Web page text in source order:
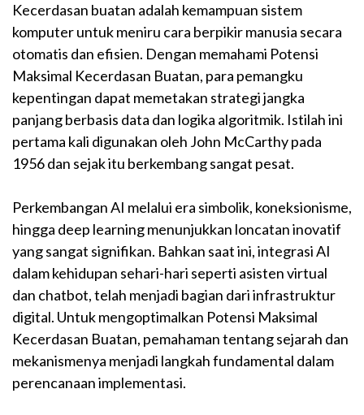
Kecerdasan buatan adalah kemampuan sistem
komputer untuk meniru cara berpikir manusia secara
otomatis dan efisien. Dengan memahami Potensi
Maksimal Kecerdasan Buatan, para pemangku
kepentingan dapat memetakan strategi jangka
panjang berbasis data dan logika algoritmik. Istilah ini
pertama kali digunakan oleh John McCarthy pada
1956 dan sejak itu berkembang sangat pesat.
Perkembangan AI melalui era simbolik, koneksionisme,
hingga deep learning menunjukkan loncatan inovatif
yang sangat signifikan. Bahkan saat ini, integrasi AI
dalam kehidupan sehari-hari seperti asisten virtual
dan chatbot, telah menjadi bagian dari infrastruktur
digital. Untuk mengoptimalkan Potensi Maksimal
Kecerdasan Buatan, pemahaman tentang sejarah dan
mekanismenya menjadi langkah fundamental dalam
perencanaan implementasi.